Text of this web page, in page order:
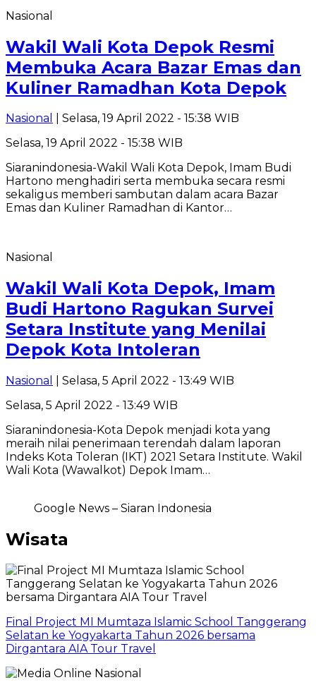
Nasional
Wakil Wali Kota Depok Resmi
Membuka Acara Bazar Emas dan
Kuliner Ramadhan Kota Depok
Nasional
| Selasa, 19 April 2022 - 15:38 WIB
Selasa, 19 April 2022 - 15:38 WIB
Siaranindonesia-Wakil Wali Kota Depok, Imam Budi
Hartono menghadiri serta membuka secara resmi
sekaligus memberi sambutan dalam acara Bazar
Emas dan Kuliner Ramadhan di Kantor…
Nasional
Wakil Wali Kota Depok, Imam
Budi Hartono Ragukan Survei
Setara Institute yang Menilai
Depok Kota Intoleran
Nasional
| Selasa, 5 April 2022 - 13:49 WIB
Selasa, 5 April 2022 - 13:49 WIB
Siaranindonesia-Kota Depok menjadi kota yang
meraih nilai penerimaan terendah dalam laporan
Indeks Kota Toleran (IKT) 2021 Setara Institute. Wakil
Wali Kota (Wawalkot) Depok Imam…
Google News – Siaran Indonesia
Wisata
Final Project MI Mumtaza Islamic School Tanggerang
Selatan ke Yogyakarta Tahun 2026 bersama
Dirgantara AIA Tour Travel